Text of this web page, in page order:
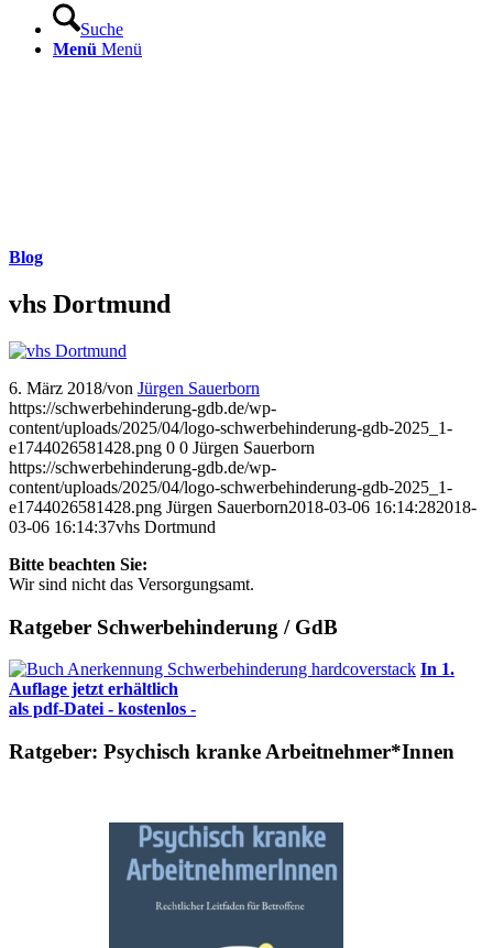
Suche
Menü Menü
Blog
vhs Dortmund
6. März 2018/von Jürgen Sauerborn
https://schwerbehinderung-gdb.de/wp-
content/uploads/2025/04/logo-schwerbehinderung-gdb-2025_1-
e1744026581428.png 0 0 Jürgen Sauerborn
https://schwerbehinderung-gdb.de/wp-
content/uploads/2025/04/logo-schwerbehinderung-gdb-2025_1-
e1744026581428.png Jürgen Sauerborn2018-03-06 16:14:282018-
03-06 16:14:37vhs Dortmund
Bitte beachten Sie:
Wir sind nicht das Versorgungsamt.
Ratgeber Schwerbehinderung / GdB
In 1.
Auflage jetzt erhältlich
als pdf-Datei - kostenlos -
Ratgeber: Psychisch kranke Arbeitnehmer*Innen